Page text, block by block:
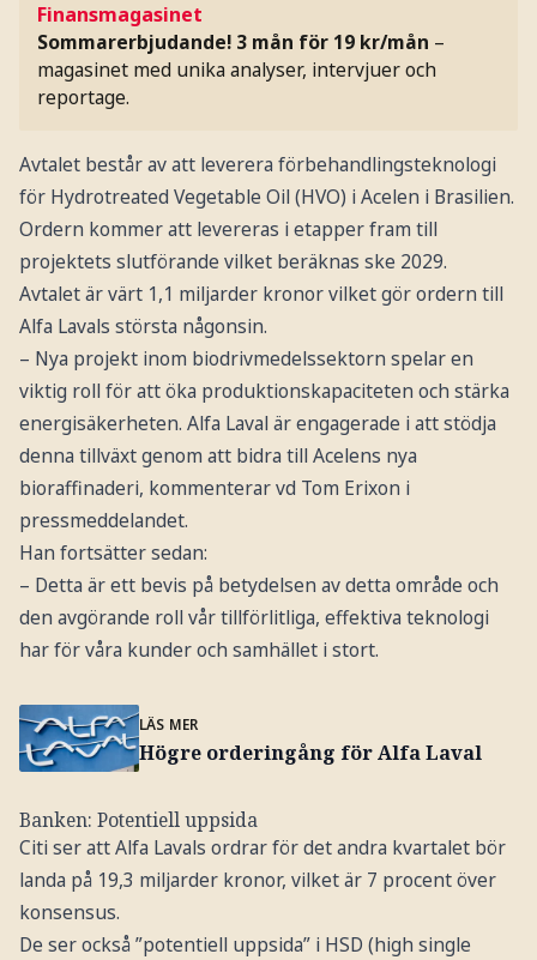
Finansmagasinet
Sommarerbjudande! 3 mån för 19 kr/mån –
magasinet med unika analyser, intervjuer och
reportage.
Avtalet består av att leverera förbehandlingsteknologi
för Hydrotreated Vegetable Oil (HVO) i Acelen i Brasilien.
Ordern kommer att levereras i etapper fram till
projektets slutförande vilket beräknas ske 2029.
Avtalet är värt 1,1 miljarder kronor vilket gör ordern till
Alfa Lavals största någonsin.
– Nya projekt inom biodrivmedelssektorn spelar en
viktig roll för att öka produktionskapaciteten och stärka
energisäkerheten. Alfa Laval är engagerade i att stödja
denna tillväxt genom att bidra till Acelens nya
bioraffinaderi, kommenterar vd Tom Erixon i
pressmeddelandet.
Han fortsätter sedan:
– Detta är ett bevis på betydelsen av detta område och
den avgörande roll vår tillförlitliga, effektiva teknologi
har för våra kunder och samhället i stort.
LÄS MER
Högre orderingång för Alfa Laval
Banken: Potentiell uppsida
Citi ser att Alfa Lavals ordrar för det andra kvartalet bör
landa på 19,3 miljarder kronor, vilket är 7 procent över
konsensus.
De ser också ”potentiell uppsida” i HSD (high single